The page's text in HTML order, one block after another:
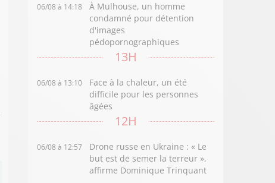
06/08 à 14:18
À Mulhouse, un homme
condamné pour détention
d'images
pédopornographiques
13H
06/08 à 13:10
Face à la chaleur, un été
difficile pour les personnes
âgées
12H
06/08 à 12:57
Drone russe en Ukraine : « Le
but est de semer la terreur »,
affirme Dominique Trinquant